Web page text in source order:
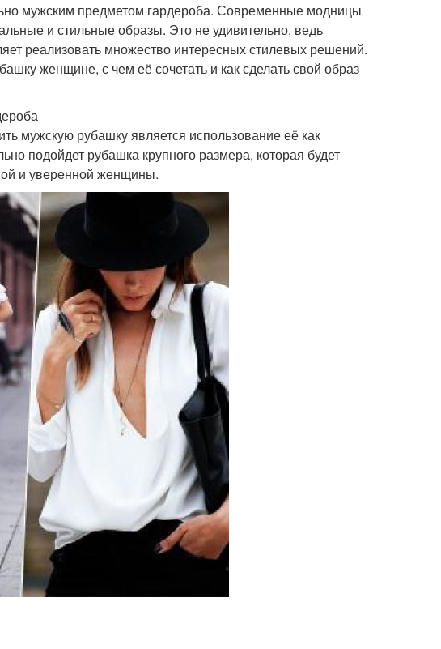
мужским предметом гардероба. Современные модницы
и стильные образы. Это не удивительно, ведь
реализовать множество интересных стилевых решений.
женщине, с чем её сочетать и как сделать свой образ
мужскую рубашку является использование её как
подойдет рубашка крупного размера, которая будет
и уверенной женщины.